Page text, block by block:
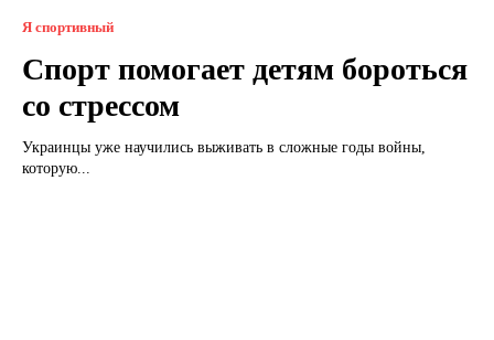
Я спортивный
Спорт помогает детям бороться
со стрессом
Украинцы уже научились выживать в сложные годы войны,
которую...